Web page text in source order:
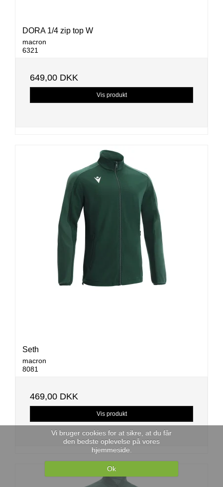
DORA 1/4 zip top W
macron
6321
649,00 DKK
Vis produkt
Seth
macron
8081
469,00 DKK
Vis produkt
Vi bruger cookies for at sikre, at du får
den bedste oplevelse på vores
hjemmeside.
Ok